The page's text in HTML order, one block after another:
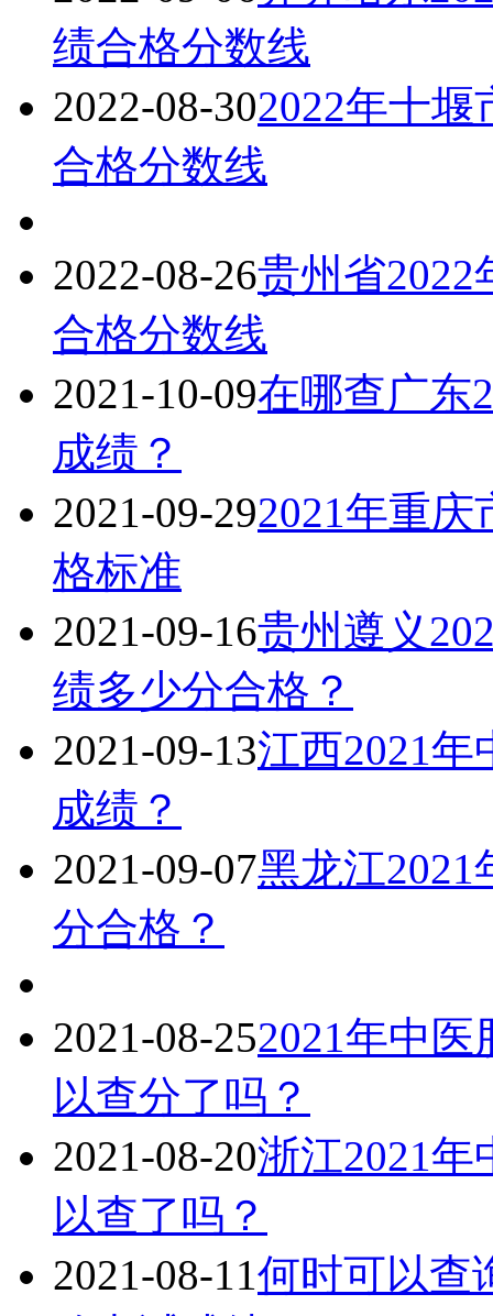
绩合格分数线
2022-08-302022年十
合格分数线
2022-08-26贵州省
合格分数线
2021-10-09在哪查广东
成绩？
2021-09-292021年重
格标准
2021-09-16贵州遵义
绩多少分合格？
2021-09-13江西2021
成绩？
2021-09-07黑龙江
分合格？
2021-08-252021年中
以查分了吗？
2021-08-20浙江2021
以查了吗？
2021-08-11何时可以查